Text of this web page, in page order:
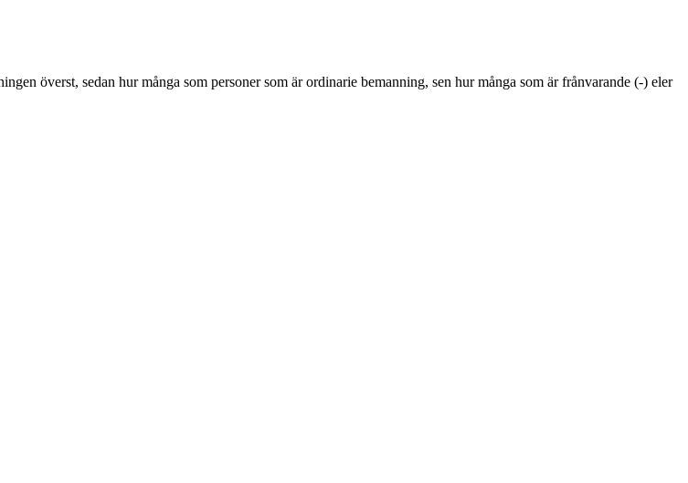
överst, sedan hur många som personer som är ordinarie bemanning, sen hur många som är frånvarande (-) eler